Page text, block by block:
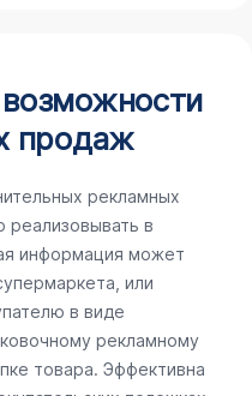
продаж
рекламных
в
информация может
или
в виде
рекламному
товара. Эффективна